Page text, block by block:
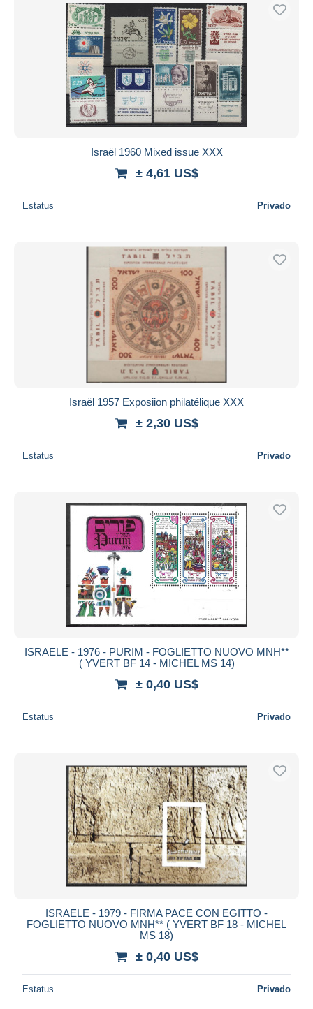
Israël 1960 Mixed issue XXX
± 4,61 US$
Estatus Privado
Israël 1957 Exposiion philatélique XXX
± 2,30 US$
Estatus Privado
ISRAELE - 1976 - PURIM - FOGLIETTO NUOVO MNH**
( YVERT BF 14 - MICHEL MS 14)
± 0,40 US$
Estatus Privado
ISRAELE - 1979 - FIRMA PACE CON EGITTO -
FOGLIETTO NUOVO MNH** ( YVERT BF 18 - MICHEL
MS 18)
± 0,40 US$
Estatus Privado